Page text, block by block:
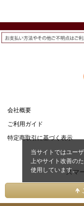
会社概要
ご利用ガイド
特定商取引に基づく表示
スマ
当サイトではユー
上やサイト改善の
使用しています。